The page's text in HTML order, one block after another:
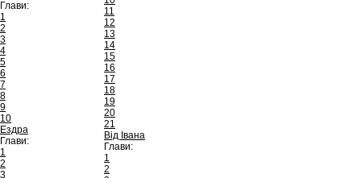
Глави:
1
2
3
4
5
6
7
8
9
10
Ездра
Глави:
1
2
3
11
12
13
14
15
16
17
18
19
20
21
Від Івана
Глави:
1
2